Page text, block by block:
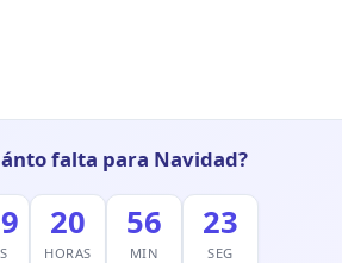
falta para Navidad?
20
HORAS
56
MIN
22
SEG